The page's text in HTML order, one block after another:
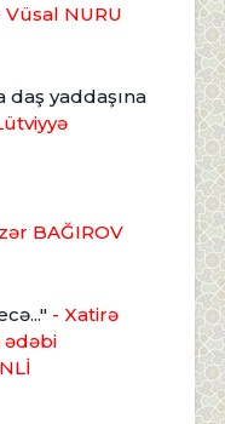
Vüsal NURU
daş yaddaşına
BAĞIROV
- Xatirə
ədəbi